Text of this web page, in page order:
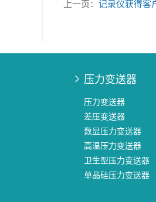
上一页： 记录仪获得客
压力变送器
压力变送器
差压变送器
数显压力变送器
高温压力变送器
卫生型压力变送器
单晶硅压力变送器